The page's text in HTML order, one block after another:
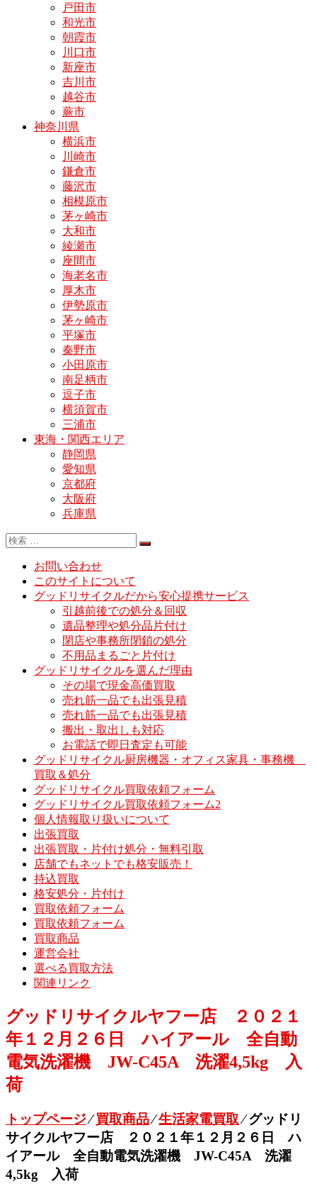
戸田市
和光市
朝霞市
川口市
新座市
吉川市
越谷市
蕨市
神奈川県
横浜市
川崎市
鎌倉市
藤沢市
相模原市
茅ヶ崎市
大和市
綾瀬市
座間市
海老名市
厚木市
伊勢原市
茅ヶ崎市
平塚市
秦野市
小田原市
南足柄市
逗子市
横須賀市
三浦市
東海・関西エリア
静岡県
愛知県
京都府
大阪府
兵庫県
お問い合わせ
このサイトについて
グッドリサイクルだから安心提携サービス
引越前後での処分＆回収
遺品整理や処分品片付け
閉店や事務所閉鎖の処分
不用品まるごと片付け
グッドリサイクルを選んだ理由
その場で現金高価買取
売れ筋一品でも出張見積
売れ筋一品でも出張見積
搬出・取出しも対応
お電話で即日査定も可能
グッドリサイクル厨房機器・オフィス家具・事務機
買取＆処分
グッドリサイクル買取依頼フォーム
グッドリサイクル買取依頼フォーム2
個人情報取り扱いについて
出張買取
出張買取・片付け処分・無料引取
店舗でもネットでも格安販売！
持込買取
格安処分・片付け
買取依頼フォーム
買取依頼フォーム
買取商品
運営会社
選べる買取方法
関連リンク
グッドリサイクルヤフー店 ２０２１
年１２月２６日 ハイアール 全自動
電気洗濯機 JW-C45A 洗濯4,5kg 入
荷
トップページ⁄買取商品⁄生活家電買取⁄グッドリ
サイクルヤフー店 ２０２１年１２月２６日 ハ
イアール 全自動電気洗濯機 JW-C45A 洗濯
4,5kg 入荷